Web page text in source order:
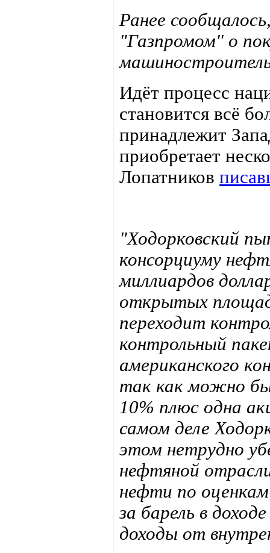
Ранее
"Газпромом" о
Идёт процесс
становится всё
принадлежит
приобретает
Лопатников
"Ходорковский
консорциуму
миллиардов
открытых
переходит
контрольный
американского
так как можно
10% плюс одна
самом деле
этом нетрудно
нефтяной
нефти по
за барель в
доходы от